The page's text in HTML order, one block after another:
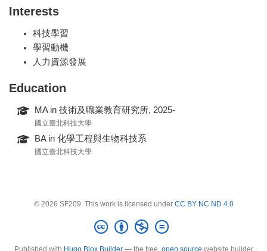
Interests
科技學習
學習動機
人力資源發展
Education
MA in 技術及職業教育研究所, 2025-
國立臺北科技大學
BA in 化學工程與生物科技系
國立臺北科技大學
© 2026 SF209. This work is licensed under CC BY NC ND 4.0
Published with Hugo Blox Builder— the free, open source website builder